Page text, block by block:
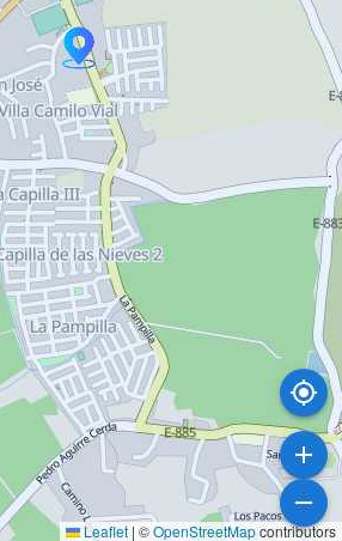
Leaflet | ©OpenStreetMapcontributors